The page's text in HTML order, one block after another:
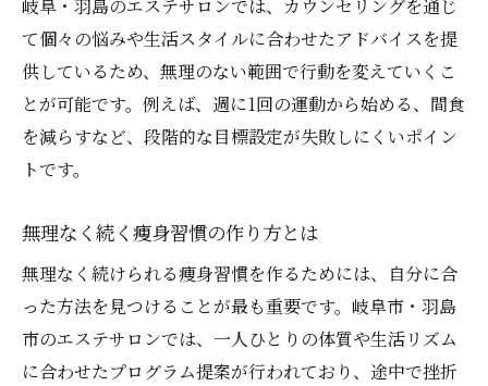
岐阜・羽島のエステサロンでは、カウンセリングを通じ
て個々の悩みや生活スタイルに合わせたアドバイスを提
供しているため、無理のない範囲で行動を変えていくこ
とが可能です。例えば、週に1回の運動から始める、間食
を減らすなど、段階的な目標設定が失敗しにくいポイン
トです。
無理なく続く痩身習慣の作り方とは
無理なく続けられる痩身習慣を作るためには、自分に合
った方法を見つけることが最も重要です。岐阜市・羽島
市のエステサロンでは、一人ひとりの体質や生活リズム
に合わせたプログラム提案が行われており、途中で挫折